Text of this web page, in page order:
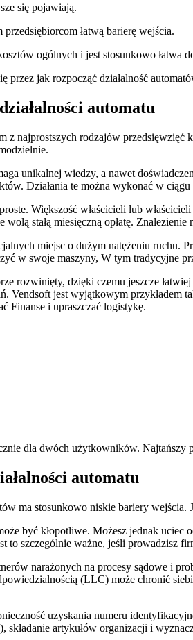
się pojawiają.
łatwą barierę wejścia.
ogólnych i jest stosunkowo łatwa
przez jak rozpocząć działalność
automatu
z najprostszych rodzajów
unikalnej wiedzy, a nawet
Działania te można wykonać w
Większość właścicieli lub
stałą miesięczną opłatę.
miejsc o dużym natężeniu ruchu.
w swoje maszyny, W tym tradycyjne
rozwinięty, dzięki czemu jeszcze
Vendsoft jest wyjątkowym przykładem
Finanse i upraszczać logistykę.
dla dwóch użytkowników. Najtańszy
automatu
ma stosunkowo niskie bariery wejścia.
być kłopotliwe. Możesz jednak uciec
to szczególnie ważne, jeśli prowadzisz
narażonych na procesy sądowe i
(LLC) może chronić
uzyskania numeru
składanie artykułów organizacji i